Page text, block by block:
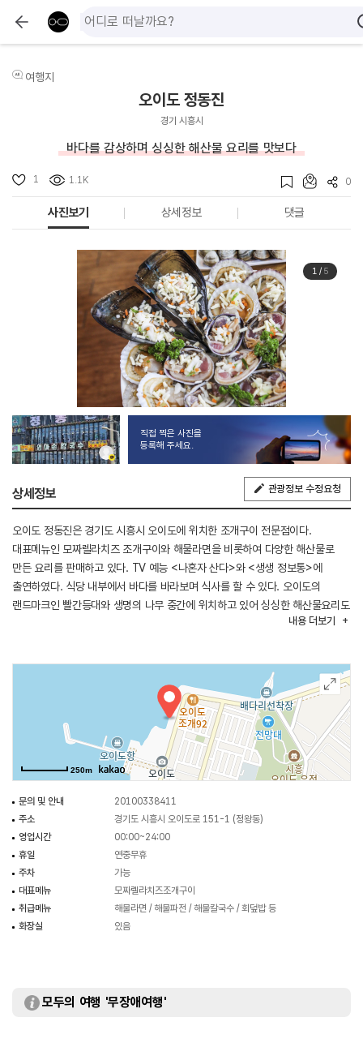
여행지
오이도 정동진
경기 시흥시
바다를 감상하며 싱싱한 해산물 요리를 맛보다
1 1.1K 0
사진보기 상세정보 댓글
1/ 5
직접 찍은 사진을
등록해 주세요.
상세정보 관광정보 수정요청
오이도 정동진은 경기도 시흥시 오이도에 위치한 조개구이 전문점이다.
대표메뉴인 모짜렐라치즈 조개구이와 해물라면을 비롯하여 다양한 해산물로
만든 요리를 판매하고 있다. TV 예능 <나혼자 산다>와 <생생 정보통>에
출연하였다. 식당 내부에서 바다를 바라보며 식사를 할 수 있다. 오이도의
랜드마크인 빨간등대와 생명의 나무 중간에 위치하고 있어 싱싱한 해산물요리도
내용 더보기
250m
문의 및 안내
20100338411
주소
경기도 시흥시 오이도로 151-1 (정왕동)
영업시간
00:00~24:00
휴일
연중무휴
주차
가능
대표메뉴
모짜렐라치즈조개구이
취급메뉴
해물라면 / 해물파전 / 해물칼국수 / 회덮밥 등
화장실
있음
모두의 여행 '무장애여행'